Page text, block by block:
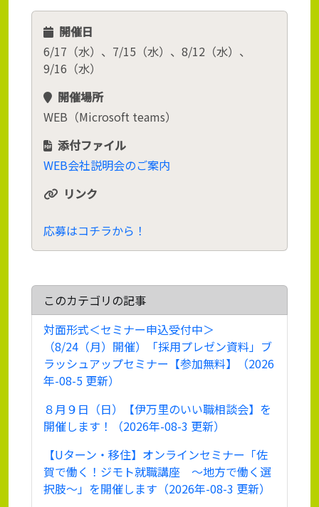
開催日
6/17（水）、7/15（水）、8/12（水）、
9/16（水）
開催場所
WEB（Microsoft teams）
添付ファイル
WEB会社説明会のご案内
リンク
応募はコチラから！
このカテゴリの記事
対面形式＜セミナー申込受付中＞
（8/24（月）開催）「採用プレゼン資料」ブ
ラッシュアップセミナー【参加無料】（2026
年-08-5 更新）
８月９日（日）【伊万里のいい職相談会】を
開催します！（2026年-08-3 更新）
【Uターン・移住】オンラインセミナー「佐
賀で働く！ジモト就職講座 ～地方で働く選
択肢～」を開催します（2026年-08-3 更新）